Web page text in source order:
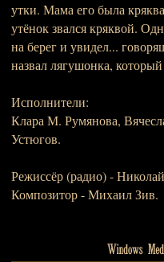
утки. Мама его была
утёнок звался кряквой.
на берег и увидел...
назвал лягушонка,
Исполнители:
Клара М. Румянова,
Устюгов.
Режиссёр (радио) -
Композитор - Михаил Зив.